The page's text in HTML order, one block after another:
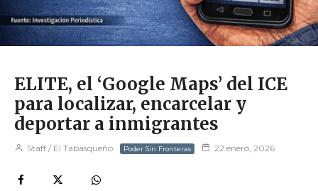
ELITE, el ‘Google Maps’ del ICE
para localizar, encarcelar y
deportar a inmigrantes
Staff / El Tabasqueño Poder Sin Fronteras 22 enero, 2026